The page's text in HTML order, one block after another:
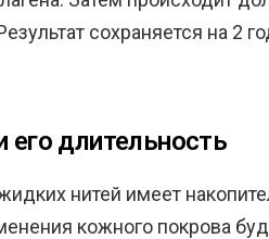
сохраняется на 2
его длительность
нитей имеет
кожного покрова